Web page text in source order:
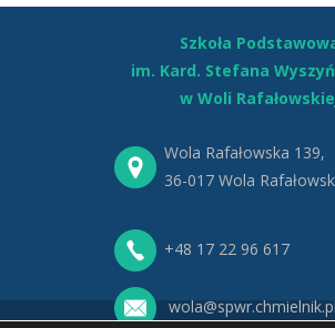
Szkoła
im. Kard. Stefana
w Woli
Wola Rafałowska 139,
36-017 Wola
+48 17 22 96 617
wola@spwr.chmielnik.pl